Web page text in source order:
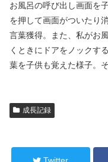
お風呂の呼び出し画面を
を押して画面がついたり
言葉獲得。また、私がお
くときにドアをノックす
葉を子供も覚えた様子。
成長記録